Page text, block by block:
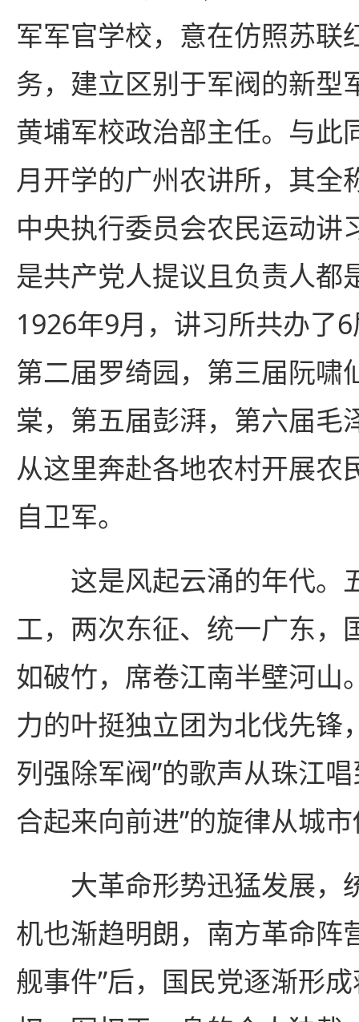
军军官学校，意在仿照苏联
务，建立区别于军阀的新型
黄埔军校政治部主任。与此
月开学的广州农讲所，其全
中央执行委员会农民运动讲
是共产党人提议且负责人都
1926年9月，讲习所共办了
第二届罗绮园，第三届阮啸
棠，第五届彭湃，第六届毛
从这里奔赴各地农村开展农
自卫军。
这是风起云涌的年代。
工，两次东征、统一广东，
如破竹，席卷江南半壁河山
力的叶挺独立团为北伐先锋
列强除军阀”的歌声从珠江
合起来向前进”的旋律从城
大革命形势迅猛发展，
机也渐趋明朗，南方革命阵
舰事件”后，国民党逐渐形